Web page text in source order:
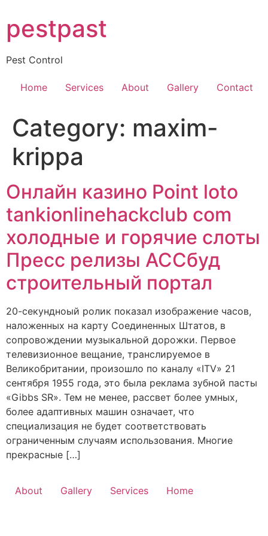
to
content
pestpast
Pest Control
Home Services About Gallery Contact
Category: maxim-
krippa
Онлайн казино Point loto
tankionlinehackclub com
холодные и горячие слоты
Пресс релизы АССбуд
строительный портал
20-секундноый ролик показал изображение часов,
наложенных на карту Соединенных Штатов, в
сопровождении музыкальной дорожки. Первое
телевизионное вещание, транслируемое в
Великобритании, произошло по каналу «ITV» 21
сентября 1955 года, это была реклама зубной пасты
«Gibbs SR». Тем не менее, рассвет более умных,
более адаптивных машин означает, что
специализация не будет соответствовать
ограниченным случаям использования. Многие
прекрасные […]
About Gallery Services Home